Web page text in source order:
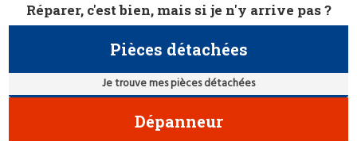
Réparer, c'est bien, mais si je n'y arrive pas ?
Pièces détachées
Je trouve mes pièces détachées
Dépanneur